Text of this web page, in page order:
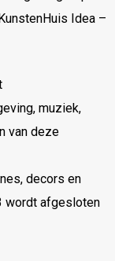
Idea –
muziek,
van deze
decors en
wordt afgesloten